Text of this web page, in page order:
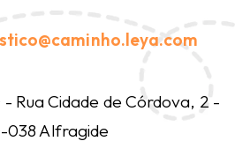
Rua Cidade de Córdova, 2 -
038 Alfragide